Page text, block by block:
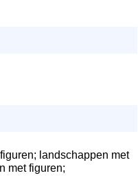
landschappen met
met figuren;